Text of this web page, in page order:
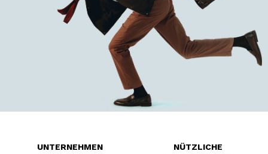
UNTERNEHMEN
NÜTZLICHE